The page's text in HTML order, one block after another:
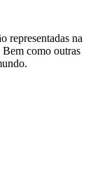
representadas na
Bem como outras